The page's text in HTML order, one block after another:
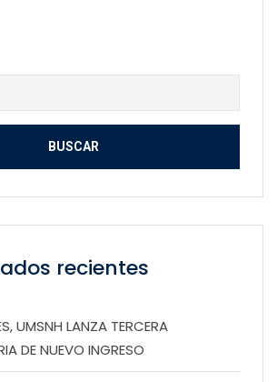
recientes
UMSNH LANZA TERCERA
DE NUEVO INGRESO